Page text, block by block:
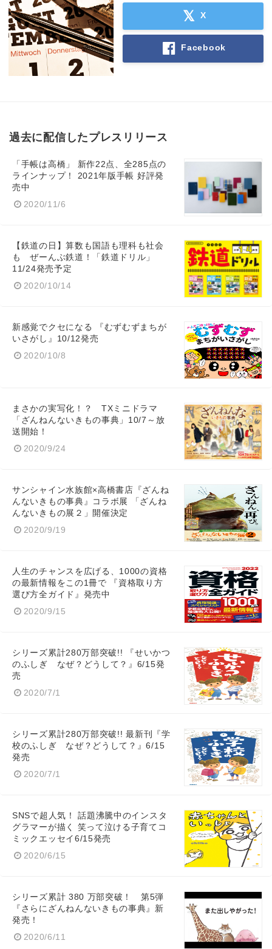
X
Facebook
過去に配信したプレスリリース
「手帳は高橋」 新作22点、全285点の
ラインナップ！ 2021年版手帳 好評発
売中
2020/11/6
【鉄道の日】算数も国語も理科も社会
も ぜーんぶ鉄道！「鉄道ドリル」
11/24発売予定
2020/10/14
新感覚でクセになる 『むずむずまちが
いさがし』10/12発売
2020/10/8
まさかの実写化！？ TXミニドラマ
「ざんねんないきもの事典」10/7～放
送開始！
2020/9/24
サンシャイン水族館×高橋書店『ざんね
んないきもの事典』コラボ展 「ざんね
んないきもの展２」開催決定
2020/9/19
人生のチャンスを広げる、1000の資格
の最新情報をこの1冊で 『資格取り方
選び方全ガイド』発売中
2020/9/15
シリーズ累計280万部突破!! 『せいかつ
のふしぎ なぜ？どうして？』6/15発
売
2020/7/1
シリーズ累計280万部突破!! 最新刊『学
校のふしぎ なぜ？どうして？』6/15
発売
2020/7/1
SNSで超人気！ 話題沸騰中のインスタ
グラマーが描く 笑って泣ける子育てコ
ミックエッセイ6/15発売
2020/6/15
シリーズ累計 380 万部突破！ 第5弾
『さらにざんねんないきもの事典』新
発売！
2020/6/11
Japanese